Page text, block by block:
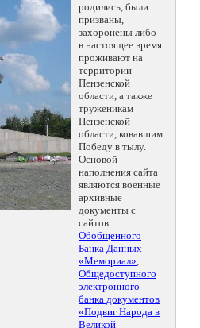
родились, были
призваны,
захоронены либо
в настоящее время
проживают на
территории
Пензенской
области, а также
труженикам
Пензенской
области, ковавшим
Победу в тылу.
Основой
наполнения сайта
являются военные
архивные
документы с
сайтов
Обобщенного
Банка Данных
«Мемориал»,
Общедоступного
электронного
банка документов
«Подвиг Народа в
Великой